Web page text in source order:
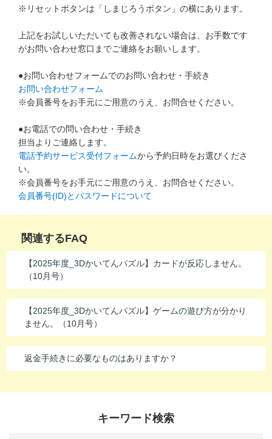
こどもちゃれんじのご紹介はこちら
※リセットボタンは「しまじろうボタン」の横にあります。
上記をお試しいただいても改善されない場合は、お手数です
がお問い合わせ窓口までご連絡をお願いします。
●お問い合わせフォームでのお問い合わせ・手続き
お問い合わせフォーム
※会員番号をお手元にご用意のうえ、お問合せください。
●お電話での問い合わせ・手続き
担当よりご連絡します。
電話予約サービス受付フォームから予約日時をお選びくださ
い。
※会員番号をお手元にご用意のうえ、お問合せください。
会員番号(ID)とパスワードについて
関連するFAQ
【2025年度_3Dかいてんパズル】カードが反応しません。
（10月号）
【2025年度_3Dかいてんパズル】ゲームの遊び方が分かり
ません。（10月号）
返金手続きに必要なものはありますか？
キーワード検索